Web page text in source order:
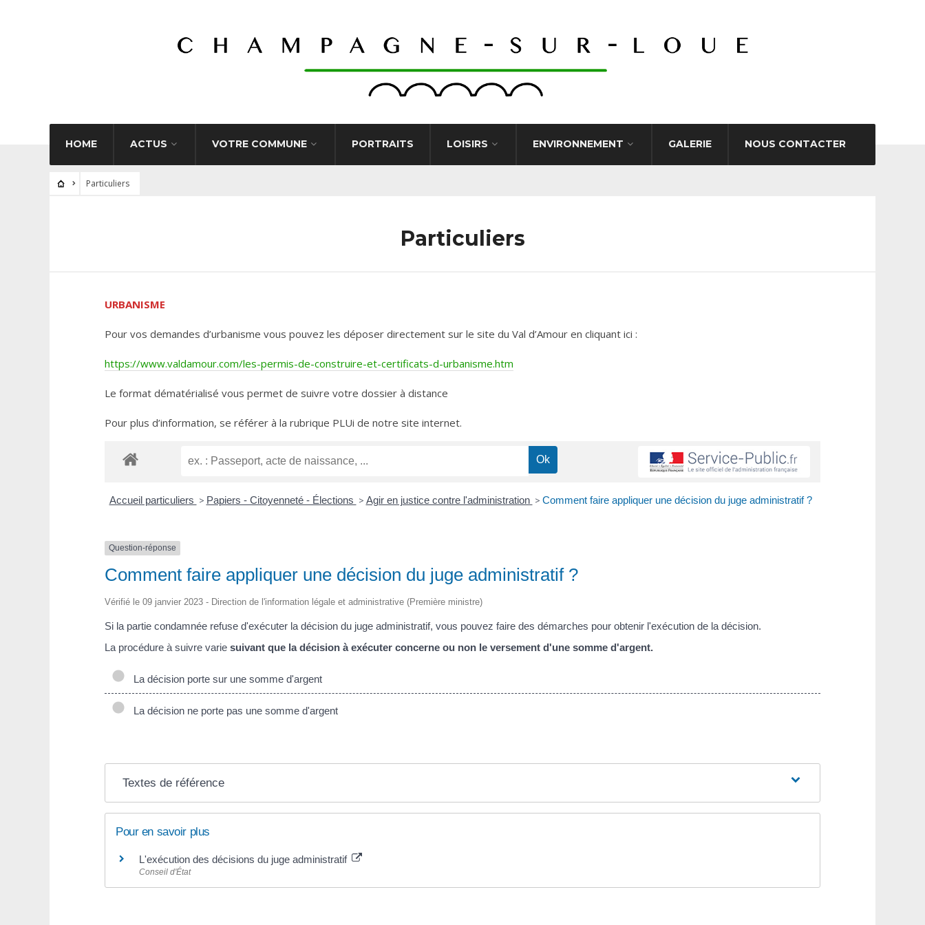
HOME ACTUS VOTRE COMMUNE PORTRAITS LOISIRS ENVIRONNEMENT GALERIE NOUS CONTACTER
Particuliers
Particuliers
URBANISME
Pour vos demandes d’urbanisme vous pouvez les déposer directement sur le site du Val d’Amour en cliquant ici :
https://www.valdamour.com/les-permis-de-construire-et-certificats-d-urbanisme.htm
Le format dématérialisé vous permet de suivre votre dossier à distance
Pour plus d’information, se référer à la rubrique PLUi de notre site internet.
Accueil particuliers > Papiers - Citoyenneté - Élections > Agir en justice contre l'administration > Comment faire appliquer une décision du juge administratif ?
Question-réponse
Comment faire appliquer une décision du juge administratif ?
Vérifié le 09 janvier 2023 - Direction de l'information légale et administrative (Première ministre)
Si la partie condamnée refuse d'exécuter la décision du juge administratif, vous pouvez faire des démarches pour obtenir l'exécution de la décision.
La procédure à suivre varie suivant que la décision à exécuter concerne ou non le versement d'une somme d'argent.
La décision porte sur une somme d'argent
La décision ne porte pas une somme d'argent
Textes de référence
Pour en savoir plus
L'exécution des décisions du juge administratif
Conseil d'État